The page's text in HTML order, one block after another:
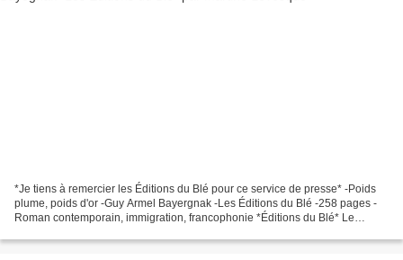
*Je tiens à remercier les Éditions du Blé pour ce service de presse* -Poids
plume, poids d'or -Guy Armel Bayergnak -Les Éditions du Blé -258 pages -
Roman contemporain, immigration, francophonie *Éditions du Blé* Le